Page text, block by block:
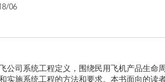
06
公司系统工程定义，围绕民用飞机产品生命
实施系统工程的方法和要求。本书面向的读